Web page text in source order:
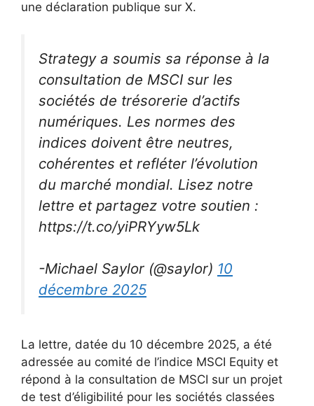
une déclaration publique sur X.
Strategy a soumis sa réponse à la
consultation de MSCI sur les
sociétés de trésorerie d’actifs
numériques. Les normes des
indices doivent être neutres,
cohérentes et refléter l’évolution
du marché mondial. Lisez notre
lettre et partagez votre soutien :
https://t.co/yiPRYyw5Lk
-Michael Saylor (@saylor) 10
décembre 2025
La lettre, datée du 10 décembre 2025, a été
adressée au comité de l’indice MSCI Equity et
répond à la consultation de MSCI sur un projet
de test d’éligibilité pour les sociétés classées